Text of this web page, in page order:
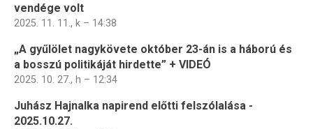
vendége volt
2025. 11. 11., k – 14:38
„A gyűlölet nagykövete október 23-án is a háború és
a bosszú politikáját hirdette” + VIDEÓ
2025. 10. 27., h – 12:34
Juhász Hajnalka napirend előtti felszólalása -
2025.10.27.